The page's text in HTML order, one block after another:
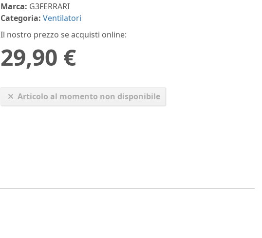
Marca: G3FERRARI
Categoria: Ventilatori
Il nostro prezzo se acquisti online:
29,90 €
Articolo al momento non disponibile